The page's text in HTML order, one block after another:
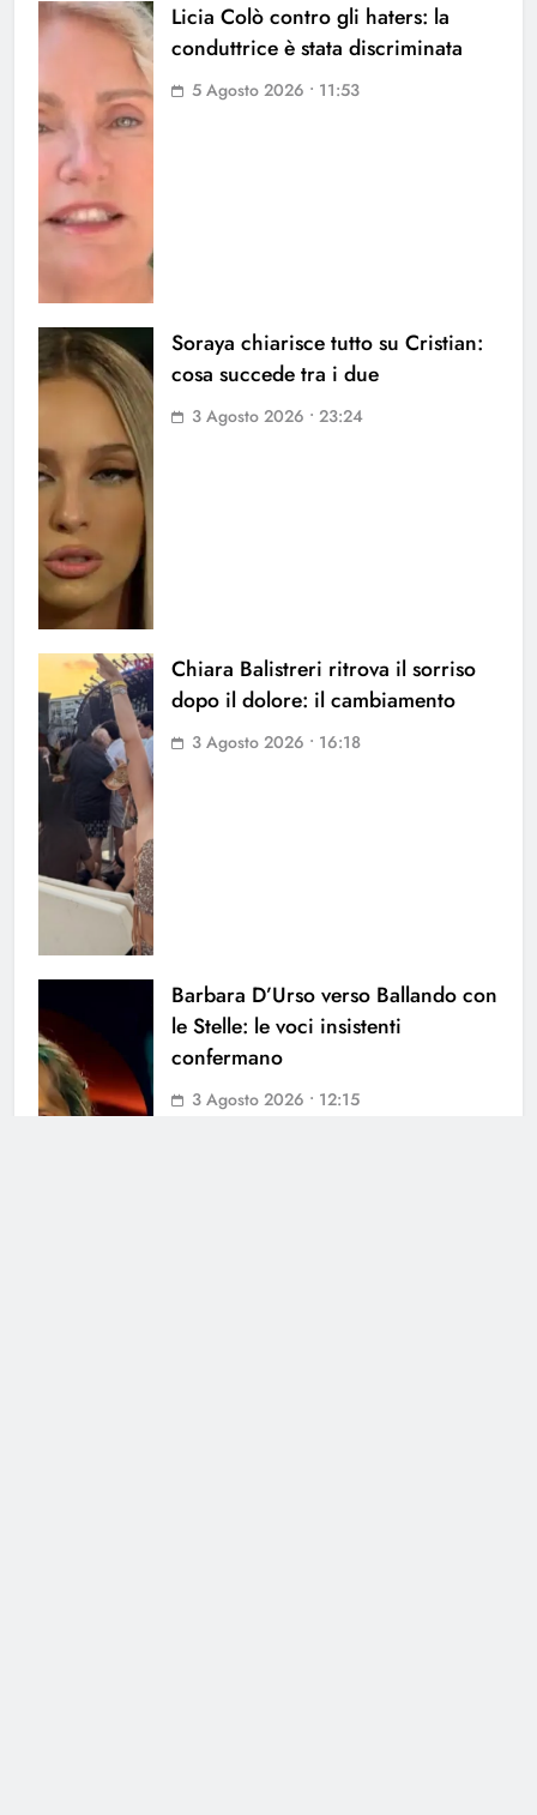
Licia Colò contro gli haters: la
conduttrice è stata discriminata
5 Agosto 2026 • 11:53
Soraya chiarisce tutto su Cristian:
cosa succede tra i due
3 Agosto 2026 • 23:24
Chiara Balistreri ritrova il sorriso
dopo il dolore: il cambiamento
3 Agosto 2026 • 16:18
Barbara D’Urso verso Ballando con
le Stelle: le voci insistenti
confermano
3 Agosto 2026 • 12:15